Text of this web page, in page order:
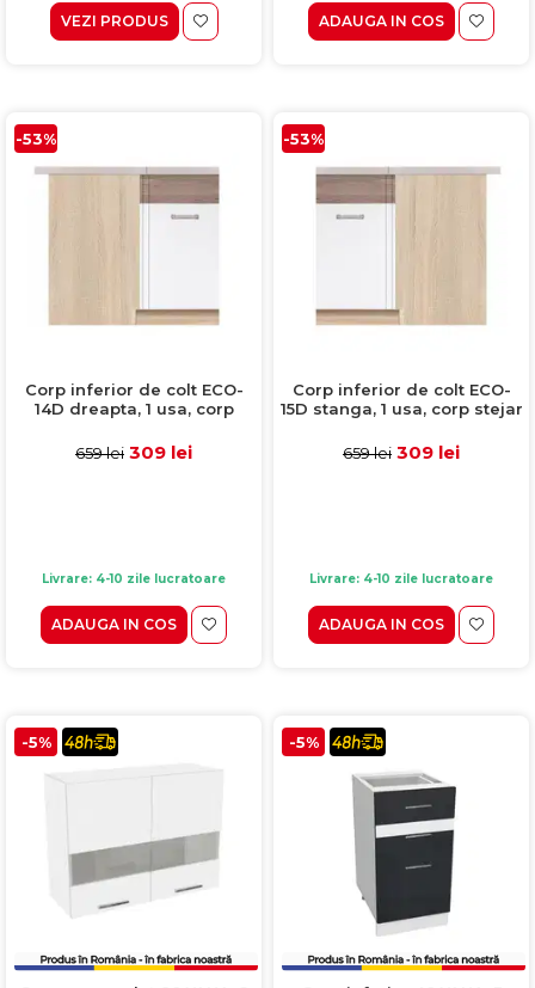
VEZI PRODUS ADAUGA IN COS
-53%
Corp inferior de colt ECO-
14D dreapta, 1 usa, corp
lucios + stejar sanremo,
659 lei 309 lei
Livrare: 4-10 zile lucratoare
ADAUGA IN COS
-53%
Corp inferior de colt ECO-
15D stanga, 1 usa, corp stejar
stejar sanremo, 100x70x82
659 lei 309 lei
Livrare: 4-10 zile lucratoare
ADAUGA IN COS
-5% -5%